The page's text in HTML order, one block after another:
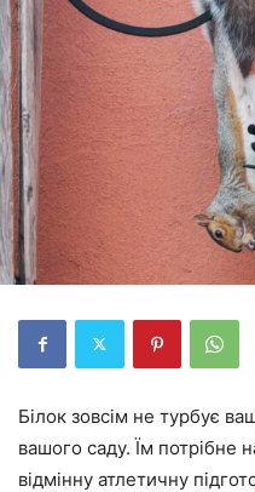
Білок зовсім не турбує
вашого саду. Їм потрібне
відмінну атлетичну